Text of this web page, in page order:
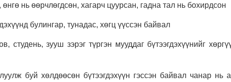
нь өөрчлөгдсөн, хагарч цуурсан, гадна тал нь бохирдсон
булингар, тунадас, хөгц үүссэн байвал
студень, зууш зэрэг түргэн мууддаг бүтээгдэхүүнийг
буй хөлдөөсөн бүтээгдэхүүн гэссэн байвал чанар нь